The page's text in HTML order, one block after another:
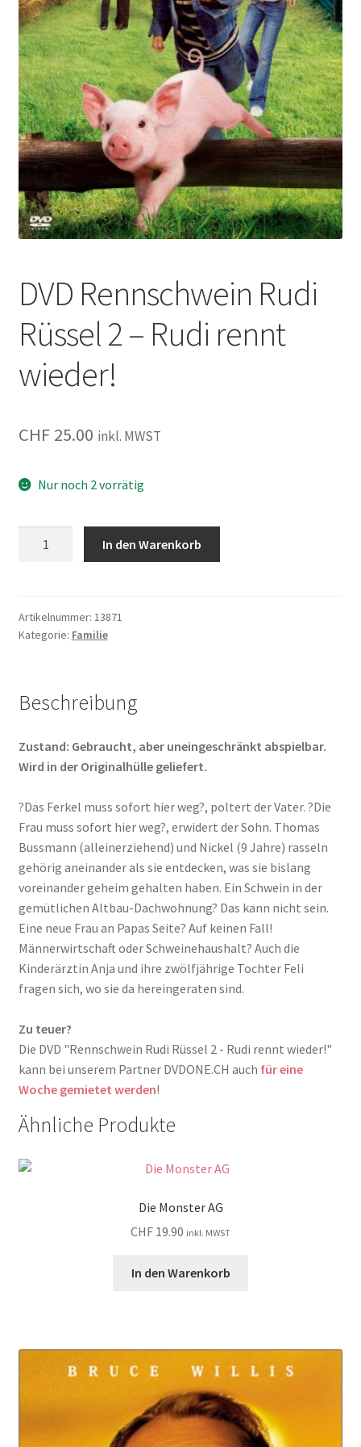
DVD Rennschwein Rudi
Rüssel 2 – Rudi rennt
wieder!
CHF25.00 inkl. MWST
Nur noch 2 vorrätig
-
Rudi
Menge
In den Warenkorb
Artikelnummer: 13871
Kategorie: Familie
Beschreibung
Zustand: Gebraucht, aber uneingeschränkt abspielbar.
Wird in der Originalhülle geliefert.
?Das Ferkel muss sofort hier weg?, poltert der Vater. ?Die
Frau muss sofort hier weg?, erwidert der Sohn. Thomas
Bussmann (alleinerziehend) und Nickel (9 Jahre) rasseln
gehörig aneinander als sie entdecken, was sie bislang
voreinander geheim gehalten haben. Ein Schwein in der
gemütlichen Altbau-Dachwohnung? Das kann nicht sein.
Eine neue Frau an Papas Seite? Auf keinen Fall!
Männerwirtschaft oder Schweinehaushalt? Auch die
Kinderärztin Anja und ihre zwölfjährige Tochter Feli
fragen sich, wo sie da hereingeraten sind.
Zu teuer?
Die DVD "Rennschwein Rudi Rüssel 2 - Rudi rennt wieder!"
kann bei unserem Partner DVDONE.CH auch für eine
Woche gemietet werden!
Ähnliche Produkte
Die Monster AG
CHF 19.90 inkl. MWST
In den Warenkorb